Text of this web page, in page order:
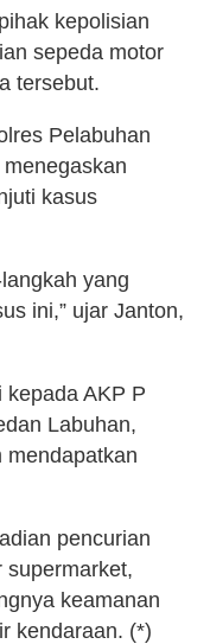
kepolisian
sepeda motor
tersebut.
Pelabuhan
kasus
yang
ini,” ujar Janton,
kepada AKP P
Labuhan,
mendapatkan
pencurian
supermarket,
keamanan
kendaraan. (*)